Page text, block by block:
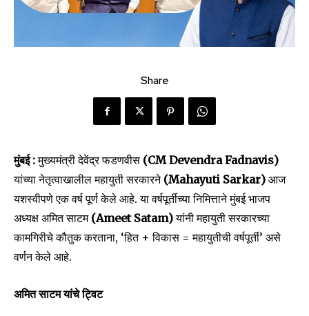
Share
मुंबई :मुख्यमंत्री देवेंद्र फडणवीस (CM Devendra Fadnavis)
यांच्या नेतृत्वाखालील महायुती सरकारने (Mahayuti Sarkar) आज
यशस्वीपणे एक वर्ष पूर्ण केले आहे. या वर्षपूर्तीच्या निमित्ताने मुंबई भाजप
अध्यक्ष अमित साटम (Ameet Satam)यांनी महायुती सरकारच्या
कामगिरीचे कौतुक करताना, ‘हित + विकास = महायुतीची वर्षपूर्ती’ असे
वर्णन केले आहे.
अमित साटम यांचे ट्विट